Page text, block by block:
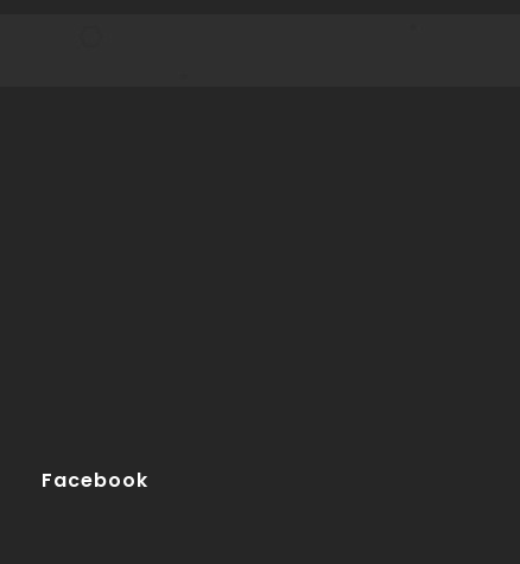
Facebook